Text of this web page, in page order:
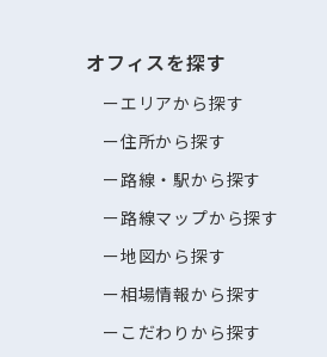
オフィスを探す
エリアから探す
住所から探す
路線・駅から探す
路線マップから探す
地図から探す
相場情報から探す
こだわりから探す